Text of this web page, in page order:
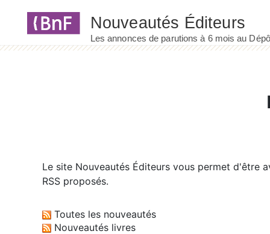
Le site Nouveautés Éditeurs vous permet d'être
RSS proposés.
Toutes les nouveautés
Nouveautés livres